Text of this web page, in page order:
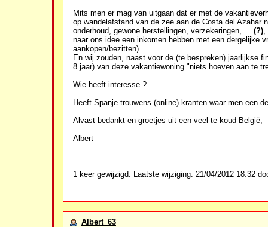
Mits men er mag van uitgaan dat er met de
op wandelafstand van de zee aan de Costa del
onderhoud, gewone herstellingen, verzekeringen,.... (?),
naar ons idee een inkomen hebben met een dergelijke
aankopen/bezitten).
En wij zouden, naast voor de (te bespreken) jaarlijkse
8 jaar) van deze vakantiewoning "niets hoeven aan te
Wie heeft interesse ?
Heeft Spanje trouwens (online) kranten waar men een
Alvast bedankt en groetjes uit een veel te koud België,
Albert
1 keer gewijzigd. Laatste wijziging: 21/04/2012 18:32
Albert_63